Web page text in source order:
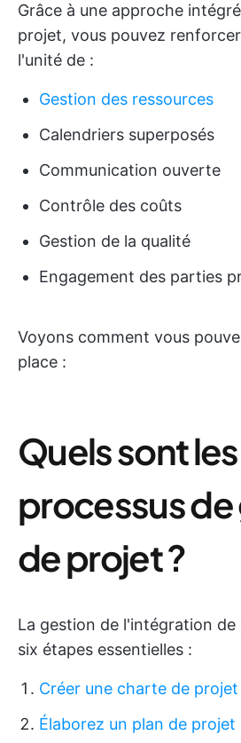
Grâce à une approche
projet, vous pouvez
l'unité de :
Gestion des ressources
Calendriers superposés
Communication ouverte
Contrôle des coûts
Gestion de la qualité
Engagement des parties
Voyons comment vous
place :
Quels sont
processus
de projet ?
La gestion de l'intégration
six étapes essentielles :
Créer une charte de projet
Élaborez un plan de projet